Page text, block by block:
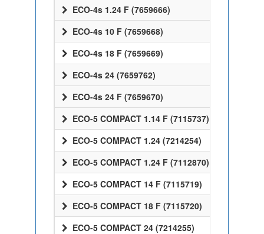
ECO-4s 1.24 F (7659666)
ECO-4s 10 F (7659668)
ECO-4s 18 F (7659669)
ECO-4s 24 (7659762)
ECO-4s 24 F (7659670)
ECO-5 COMPACT 1.14 F (7115737)
ECO-5 COMPACT 1.24 (7214254)
ECO-5 COMPACT 1.24 F (7112870)
ECO-5 COMPACT 14 F (7115719)
ECO-5 COMPACT 18 F (7115720)
ECO-5 COMPACT 24 (7214255)